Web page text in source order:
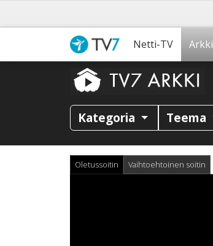
Netti-TV Arkki
Kategoria Teema
Oletussoitin Vaihtoehtoinen soitin